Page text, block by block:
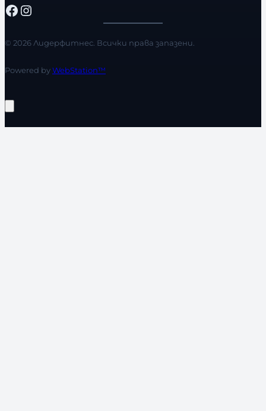
Facebook Instagram
© 2026 Лидерфитнес. Всички права запазени.
Powered byWebStation™